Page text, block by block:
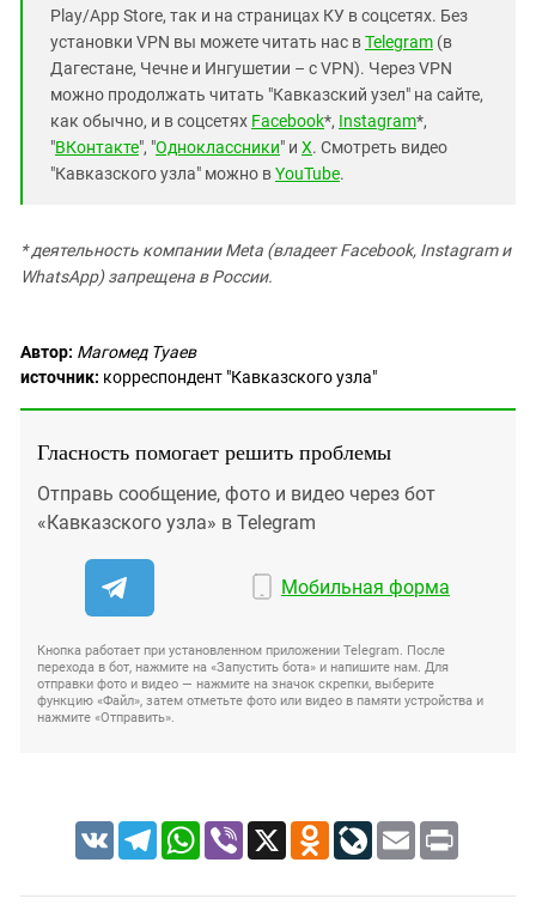
Play/App Store, так и на страницах КУ в соцсетях. Без
установки VPN вы можете читать нас вTelegram (в
Дагестане, Чечне и Ингушетии – с VPN). Через VPN
можно продолжать читать "Кавказский узел" на сайте,
как обычно, и в соцсетях Facebook*, Instagram*,
"ВКонтакте", "Одноклассники" и X. Смотреть видео
"Кавказского узла" можно вYouTube.
* деятельность компании Meta (владеет Facebook, Instagram и
WhatsApp) запрещена в России.
Автор: Магомед Туаев
источник: корреспондент "Кавказского узла"
Гласность помогает решить проблемы
Отправь сообщение, фото и видео через бот
«Кавказского узла» в Telegram
Мобильная форма
Кнопка работает при установленном приложении Telegram. После
перехода в бот, нажмите на «Запустить бота» и напишите нам. Для
отправки фото и видео — нажмите на значок скрепки, выберите
функцию «Файл», затем отметьте фото или видео в памяти устройства и
нажмите «Отправить».
VK TelegramWhatsApp
Viber X Odnoklassniki
LiveJournal
Email Print